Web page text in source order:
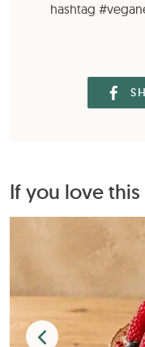
hashtag
If you love this